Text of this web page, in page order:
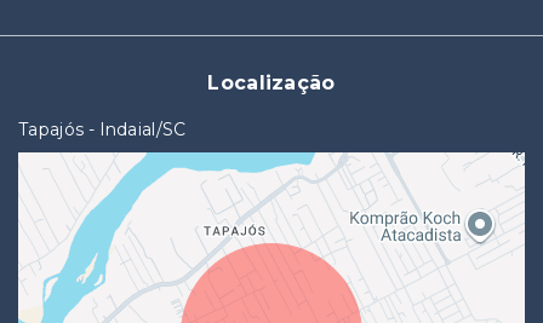
Localização
Tapajós - Indaial/SC